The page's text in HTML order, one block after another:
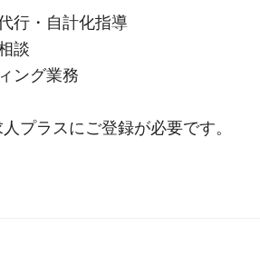
行・自計化指導
談
ング業務
プラスにご登録が必要です。